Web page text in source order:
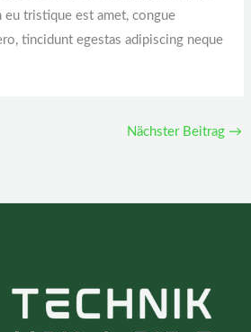
eu tristique est amet, congue
tincidunt egestas adipiscing neque
Nächster Beitrag →